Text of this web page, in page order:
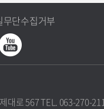
무단수집거부
대로 567 TEL. 063-270-